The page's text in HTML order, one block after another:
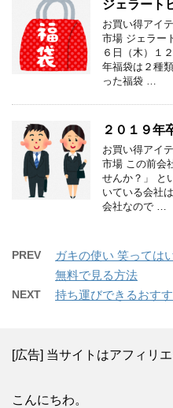
ジェラート
お買い得アイ
市場 ジェラー
６日（木）１
年福袋は２種
った福袋 …
２０１９年
お買い得アイ
市場 この前会
せんか？」 と
いている会社
会社なので …
PREV
ガキの使い 笑っては
無料で見る方法
NEXT 持ち運びできるおす
[広告] 当サイトはアフィリ
こんにちわ。